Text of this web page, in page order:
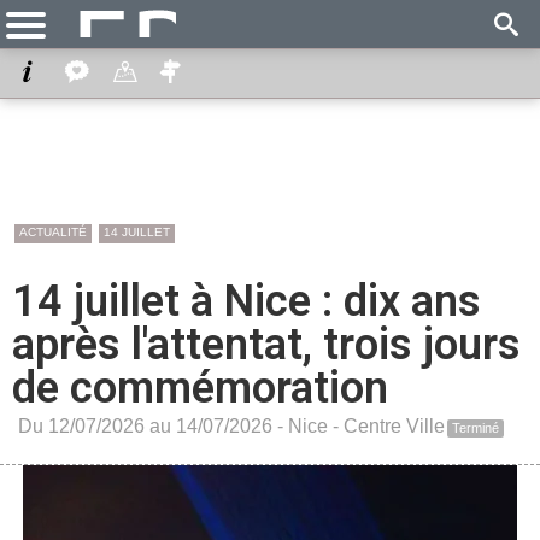
ACTUALITÉ 14 JUILLET
14 juillet à Nice : dix ans
après l'attentat, trois jours
de commémoration
Du 12/07/2026 au 14/07/2026 - Nice - Centre Ville Terminé